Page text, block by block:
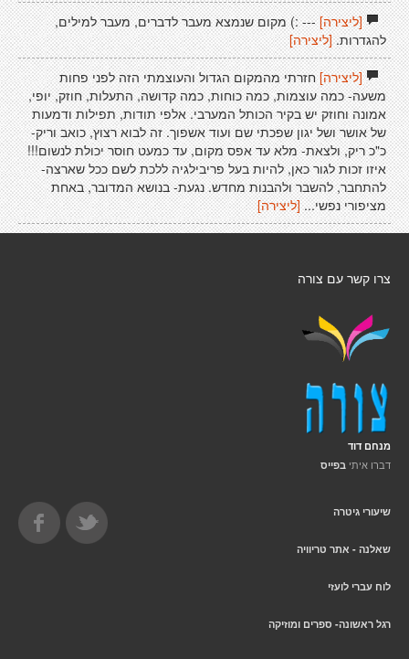
[ליצירה]--- :) מקום שנמצא מעבר לדברים, מעבר למילים,
להגדרות. [ליצירה]
[ליצירה]חזרתי מהמקום הגדול והעוצמתי הזה לפני פחות
משעה- כמה עוצמות, כמה כוחות, כמה קדושה, התעלות, חוזק, יופי,
אמונה וחוזק יש בקיר הכותל המערבי. אלפי תודות, תפילות ודמעות
של אושר ושל יגון שפכתי שם ועוד אשפוך. זה לבוא רצוץ, כואב וריק-
כ"כ ריק, ולצאת- מלא עד אפס מקום, עד כמעט חוסר יכולת לנשום!!!
איזו זכות לגור כאן, להיות בעל פריבילגיה ללכת לשם ככל שארצה-
להתחבר, להשבר ולהבנות מחדש. נגעת- בנושא המדובר, באחת
מציפורי נפשי... [ליצירה]
צרו קשר עם צורה
מנחם דוד
דברו איתי בפייס
שיעורי גיטרה
שאלנה - אתר טריוויה
לוח עברי לועזי
רגל ראשונה- ספרים ומוזיקה